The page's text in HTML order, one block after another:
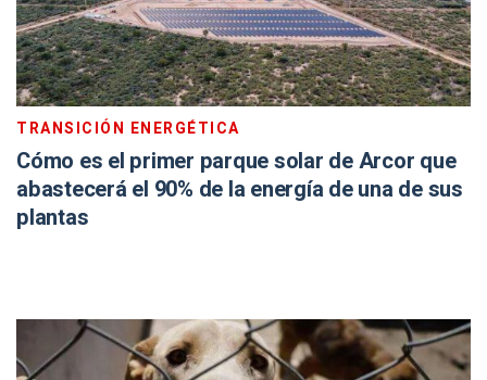
TRANSICIÓN ENERGÉTICA
Cómo es el primer parque solar de Arcor que
abastecerá el 90% de la energía de una de sus
plantas